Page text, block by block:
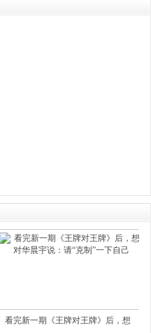
看完新一期《王牌对王牌》后，想